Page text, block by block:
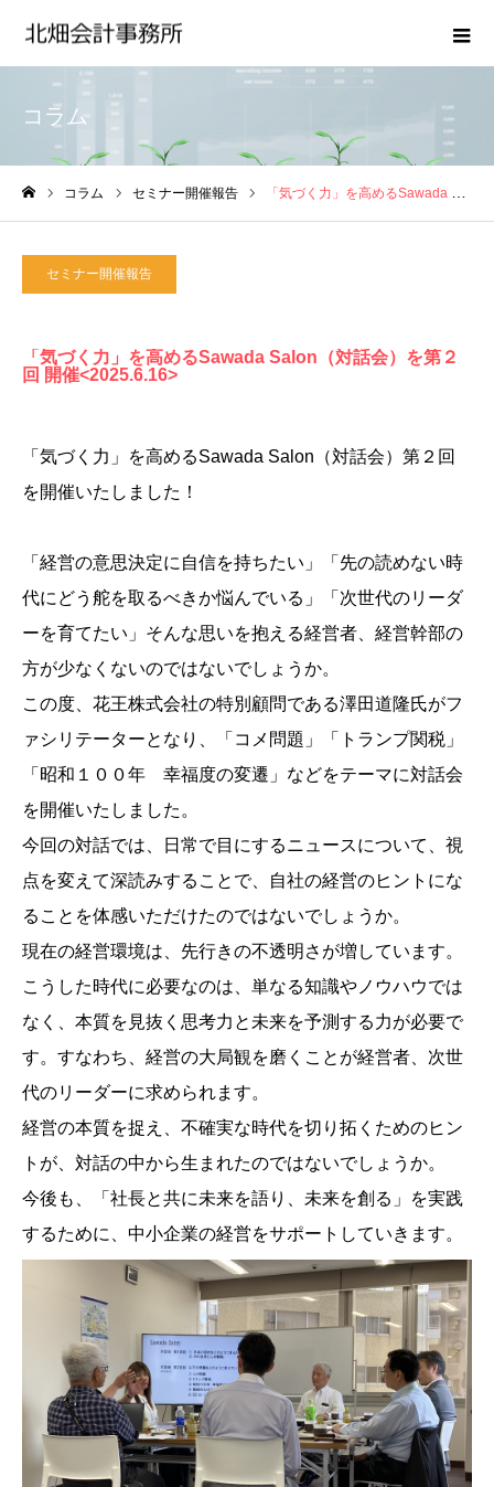
コラム
コラム セミナー開催報告 「気づく力」を高めるSawada Salon（対話会）を第２回 開催
セミナー開催報告
「気づく力」を高めるSawada Salon（対話会）を第２
回 開催<2025.6.16>
「気づく力」を高めるSawada Salon（対話会）第２回
を開催いたしました！
「経営の意思決定に自信を持ちたい」「先の読めない時
代にどう舵を取るべきか悩んでいる」「次世代のリーダ
ーを育てたい」そんな思いを抱える経営者、経営幹部の
方が少なくないのではないでしょうか。
この度、花王株式会社の特別顧問である澤田道隆氏がフ
ァシリテーターとなり、「コメ問題」「トランプ関税」
「昭和１００年 幸福度の変遷」などをテーマに対話会
を開催いたしました。
今回の対話では、日常で目にするニュースについて、視
点を変えて深読みすることで、自社の経営のヒントにな
ることを体感いただけたのではないでしょうか。
現在の経営環境は、先行きの不透明さが増しています。
こうした時代に必要なのは、単なる知識やノウハウでは
なく、本質を見抜く思考力と未来を予測する力が必要で
す。すなわち、経営の大局観を磨くことが経営者、次世
代のリーダーに求められます。
経営の本質を捉え、不確実な時代を切り拓くためのヒン
トが、対話の中から生まれたのではないでしょうか。
今後も、「社長と共に未来を語り、未来を創る」を実践
するために、中小企業の経営をサポートしていきます。